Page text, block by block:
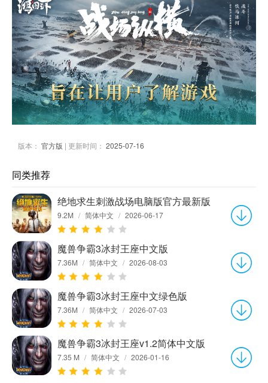
版本： 官方版 | 更新时间： 2025-07-16
同类推荐
绝地求生刺激战场电脑版官方最新版
9.2M / 简体中文 / 2026-06-17
魔兽争霸3冰封王座中文版
7.36M / 简体中文 / 2026-08-03
魔兽争霸3冰封王座中文绿色版
7.36M / 简体中文 / 2026-07-03
魔兽争霸3冰封王座v1.2简体中文版
7.35 M / 简体中文 / 2026-01-16